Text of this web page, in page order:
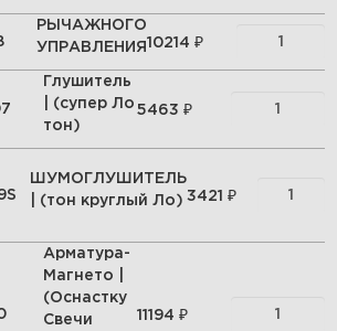
РЫЧАЖНОГО
УПРАВЛЕНИЯ10214 ₽
Глушитель
| (супер Ло
тон)
5463 ₽
ШУМОГЛУШИТЕЛЬ
| (тон круглый Ло) 3421 ₽
Арматура-
Магнето |
(Оснастку
Свечи
11194 ₽